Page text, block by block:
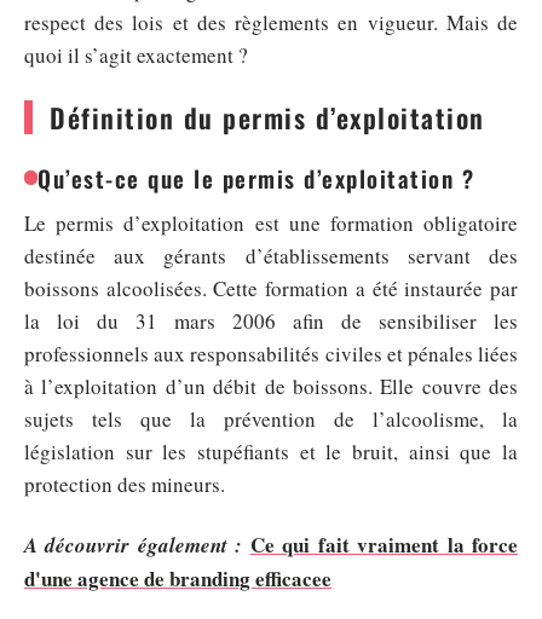
respect des lois et des règlements en vigueur. Mais de
quoi il s’agit exactement ?
Définition du permis d’exploitation
Qu’est-ce que le permis d’exploitation ?
Le permis d’exploitation est une formation obligatoire
destinée aux gérants d’établissements servant des
boissons alcoolisées. Cette formation a été instaurée par
la loi du 31 mars 2006 afin de sensibiliser les
professionnels aux responsabilités civiles et pénales liées
à l’exploitation d’un débit de boissons. Elle couvre des
sujets tels que la prévention de l’alcoolisme, la
législation sur les stupéfiants et le bruit, ainsi que la
protection des mineurs.
A découvrir également : Ce qui fait vraiment la force
d'une agence de branding efficacee